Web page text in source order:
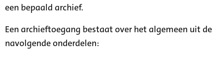
een bepaald archief.
Een archieftoegang bestaat over het algemeen uit de
navolgende onderdelen: